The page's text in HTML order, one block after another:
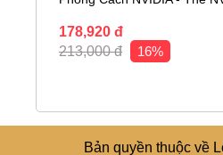
178,920 đ
213,000 đ
16%
Bản quyền thuộc về